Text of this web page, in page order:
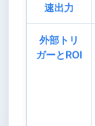
速出力
外部トリ
ガーとROI